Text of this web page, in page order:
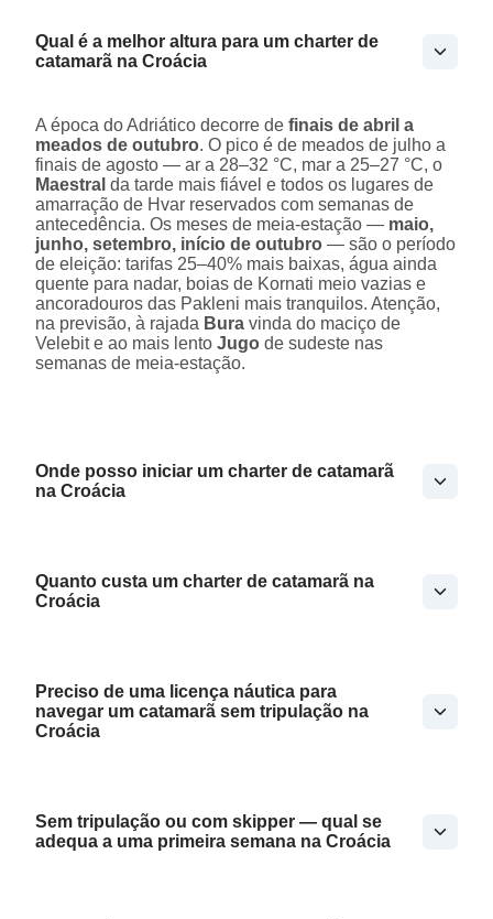
Qual é a melhor altura para um charter de
catamarã na Croácia
A época do Adriático decorre de finais de abril a
meados de outubro. O pico é de meados de julho a
finais de agosto — ar a 28–32 °C, mar a 25–27 °C, o
Maestral da tarde mais fiável e todos os lugares de
amarração de Hvar reservados com semanas de
antecedência. Os meses de meia-estação — maio,
junho, setembro, início de outubro — são o período
de eleição: tarifas 25–40% mais baixas, água ainda
quente para nadar, boias de Kornati meio vazias e
ancoradouros das Pakleni mais tranquilos. Atenção,
na previsão, à rajada Bura vinda do maciço de
Velebit e ao mais lento Jugo de sudeste nas
semanas de meia-estação.
Onde posso iniciar um charter de catamarã
na Croácia
Quanto custa um charter de catamarã na
Croácia
Preciso de uma licença náutica para
navegar um catamarã sem tripulação na
Croácia
Sem tripulação ou com skipper — qual se
adequa a uma primeira semana na Croácia